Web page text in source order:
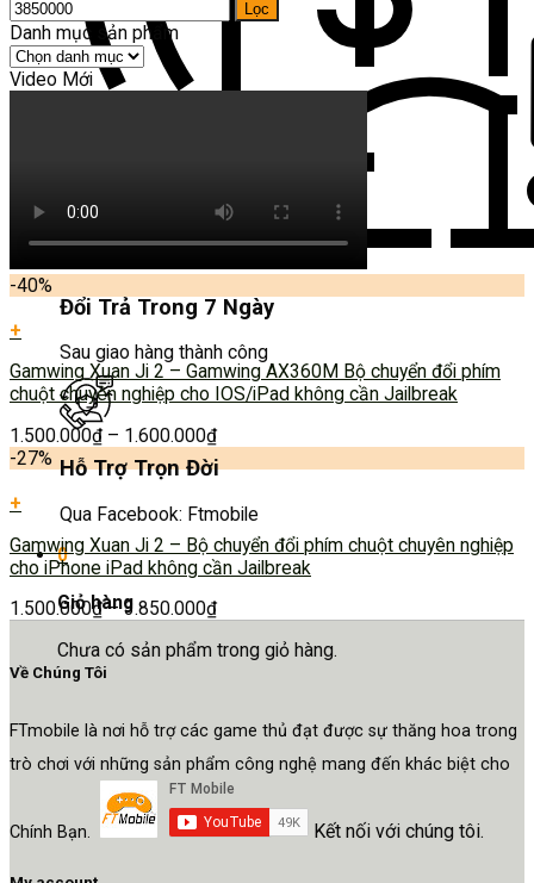
Đổi Trả Trong 7 Ngày
Sau giao hàng thành công
Hỗ Trợ Trọn Đời
Qua Facebook: Ftmobile
0
Giỏ hàng
Chưa có sản phẩm trong giỏ hàng.
Lọc
Danh mục sản phẩm
Video Mới
-40%
+
Gamwing Xuan Ji 2 – Gamwing AX360M Bộ chuyển đổi phím
chuột chuyên nghiệp cho IOS/iPad không cần Jailbreak
1.500.000₫ – 1.600.000₫
-27%
+
Gamwing Xuan Ji 2 – Bộ chuyển đổi phím chuột chuyên nghiệp
cho iPhone iPad không cần Jailbreak
1.500.000₫–3.850.000₫
Về Chúng Tôi
FTmobile là nơi hỗ trợ các game thủ đạt được sự thăng hoa trong
trò chơi với những sản phẩm công nghệ mang đến khác biệt cho
Chính Bạn. Kết nối với chúng tôi.